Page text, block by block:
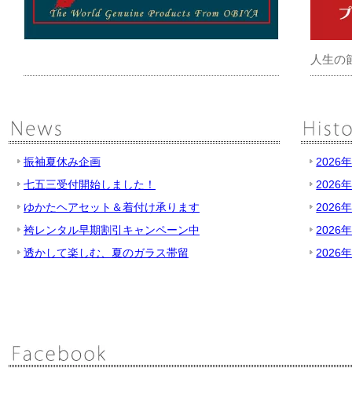
人生の
振袖夏休み企画
七五三受付開始しました！
ゆかたヘアセット＆着付け承ります
袴レンタル早期割引キャンペーン中
透かして楽しむ、夏のガラス帯留
2026
2026
2026
2026
2026